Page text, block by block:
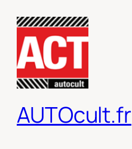
contenu
AUTOcult.fr